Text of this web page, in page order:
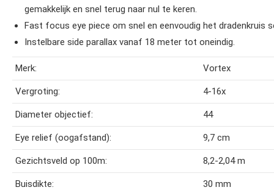
gemakkelijk en snel terug naar nul te keren.
Fast focus eye piece om snel en eenvoudig het dradenkruis
Instelbare side parallax vanaf 18 meter tot oneindig.
Merk: Vortex
Vergroting: 4-16x
Diameter objectief: 44
Eye relief (oogafstand): 9,7 cm
Gezichtsveld op 100m: 8,2-2,04 m
Buisdikte: 30 mm